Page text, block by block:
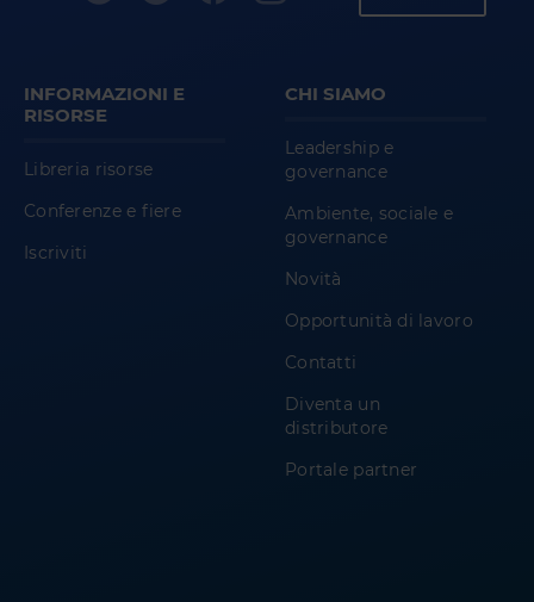
INFORMAZIONI E
RISORSE
Libreria risorse
Conferenze e fiere
Iscriviti
CHI SIAMO
Leadership e
governance
Ambiente, sociale e
governance
Novità
Opportunità di lavoro
Contatti
Diventa un
distributore
Portale partner